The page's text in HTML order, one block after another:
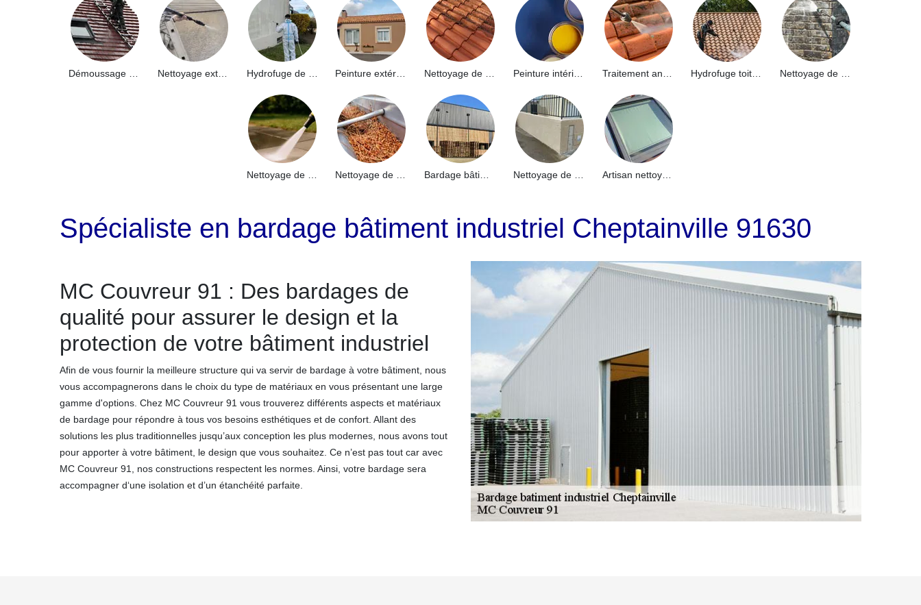
Nettoyage extérieur bâtiment industriel 91 Peinture intérieure 91
Artisan nettoyage de puits de lumière et Skydome 91
Spécialiste en bardage bâtiment industriel Cheptainville 91630
MC Couvreur 91 : Des bardages de
qualité pour assurer le design et la
protection de votre bâtiment industriel
Afin de vous fournir la meilleure structure qui va servir de bardage à votre bâtiment, nous
vous accompagnerons dans le choix du type de matériaux en vous présentant une large
gamme d'options. Chez MC Couvreur 91 vous trouverez différents aspects et matériaux
de bardage pour répondre à tous vos besoins esthétiques et de confort. Allant des
solutions les plus traditionnelles jusqu’aux conception les plus modernes, nous avons tout
pour apporter à votre bâtiment, le design que vous souhaitez. Ce n’est pas tout car avec
MC Couvreur 91, nos constructions respectent les normes. Ainsi, votre bardage sera
accompagner d‘une isolation et d’un étanchéité parfaite.